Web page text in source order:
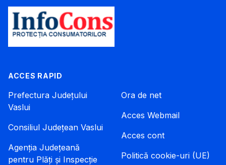
ACCES RAPID
Prefectura Județului
Vaslui
Consiliul Județean Vaslui
Agenția Județeană
pentru Plăți și Inspecție
Ora de net
Acces Webmail
Acces cont
Politică cookie-uri (UE)